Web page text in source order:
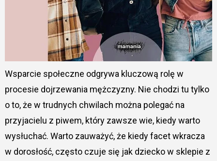
Wsparcie społeczne odgrywa kluczową rolę w
procesie dojrzewania mężczyzny. Nie chodzi tu tylko
o to, że w trudnych chwilach można polegać na
przyjacielu z piwem, który zawsze wie, kiedy warto
wysłuchać. Warto zauważyć, że kiedy facet wkracza
w dorosłość, często czuje się jak dziecko w sklepie z